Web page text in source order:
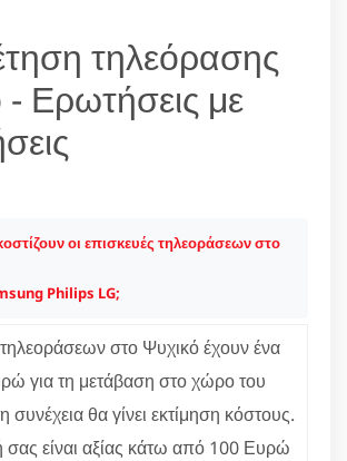
τηλεόρασης
Ερωτήσεις με
οι επισκευές τηλεοράσεων στο
Philips LG;
στο Ψυχικό έχουν ένα
για τη μετάβαση στο χώρο του
συνέχεια θα γίνει εκτίμηση κόστους.
είναι αξίας κάτω από 100 Ευρώ